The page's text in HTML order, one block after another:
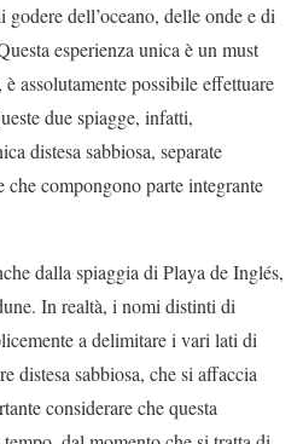
dell’oceano, delle onde e di
esperienza unica è un must
assolutamente possibile effettuare
due spiagge, infatti,
distesa sabbiosa, separate
compongono parte integrante
dalla spiaggia di Playa de Inglés,
In realtà, i nomi distinti di
a delimitare i vari lati di
distesa sabbiosa, che si affaccia
considerare che questa